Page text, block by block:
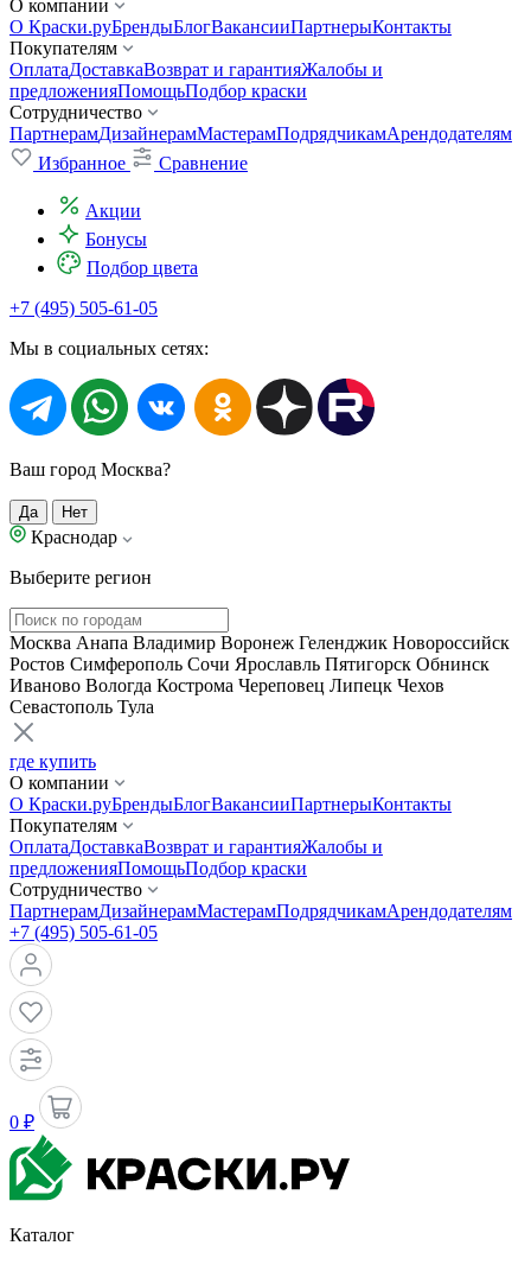
О компании
О Краски.руБрендыБлогВакансииПартнерыКонтакты
Покупателям
ОплатаДоставкаВозврат и гарантияЖалобы и
предложенияПомощьПодбор краски
Сотрудничество
ПартнерамДизайнерамМастерамПодрядчикамАрендодателям
Избранное
Сравнение
Акции
Бонусы
Подбор цвета
+7 (495) 505-61-05
Мы в социальных сетях:
Ваш город Москва?
Да Нет
Краснодар
Выберите регион
Москва Анапа Владимир Воронеж Геленджик Новороссийск
Ростов Симферополь Сочи Ярославль Пятигорск Обнинск
Иваново Вологда Кострома Череповец Липецк Чехов
Севастополь Тула
где купить
О компании
О Краски.руБрендыБлогВакансииПартнерыКонтакты
Покупателям
ОплатаДоставкаВозврат и гарантияЖалобы и
предложенияПомощьПодбор краски
Сотрудничество
ПартнерамДизайнерамМастерамПодрядчикамАрендодателям
+7 (495) 505-61-05
0 ₽
Каталог